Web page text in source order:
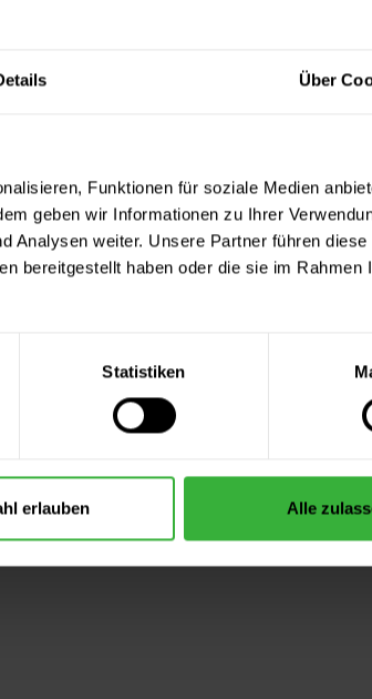
Über
Funktionen für soziale Medien
geben wir Informationen zu Ihrer
Analysen weiter. Unsere Partner führen diese
bereitgestellt haben oder die sie im Rahmen
Statistiken
erlauben Alle
2026 (PRO-HYBRID SERIES)
Schleif- und